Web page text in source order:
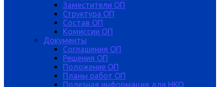
Заместители ОП
Структура ОП
Состав ОП
Комиссии ОП
Документы
Соглашения ОП
Решения ОП
Положение ОП
Планы работ ОП
Полезная информация для НКО